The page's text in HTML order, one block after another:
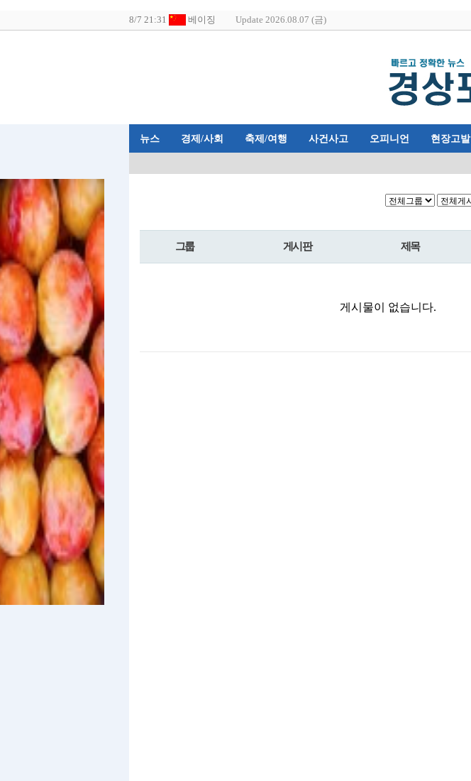
Update 2026.08.07 (금)
뉴스 경제/사회 축제/여행 사건사고 오피니언 현장고발
그룹 게시판 제목
게시물이 없습니다.